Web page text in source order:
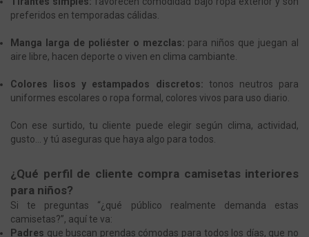
preferidos en temporadas cálidas.
Manga larga de poliéster o mezclas: para niños que juegan al
aire libre, hacen deporte o viven en clima cambiante.
Colores lisos y estampados discretos: tonos neutros para
uniformes escolares o ropa formal, colores vivos para uso diario.
Con ese surtido, tu cliente puede elegir según clima, actividad,
gusto… y tú aseguras que haya algo para todos.
¿Qué perfil de cliente compra camisetas interiores
para niños?
Si te preguntas “¿qué público realmente demanda estas
camisetas?”, aquí te va:
Padres que buscan prendas cómodas para todos los días, que no